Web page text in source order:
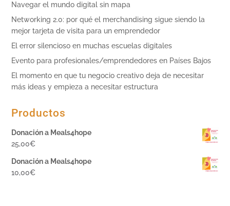
Navegar el mundo digital sin mapa
Networking 2.0: por qué el merchandising sigue siendo la
mejor tarjeta de visita para un emprendedor
El error silencioso en muchas escuelas digitales
Evento para profesionales/emprendedores en Países Bajos
El momento en que tu negocio creativo deja de necesitar
más ideas y empieza a necesitar estructura
Productos
Donación a Meals4hope
25,00€
Donación a Meals4hope
10,00€